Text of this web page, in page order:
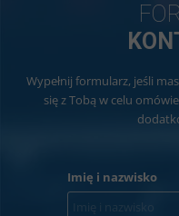
Wypełnij formularz, jeśli
się z Tobą w celu
Imię i nazwisko